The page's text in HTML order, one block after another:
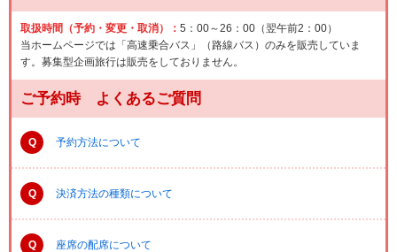
取扱時間（予約・変更・取消）： 5：00～26：00（翌午前2：00）
当ホームページでは「高速乗合バス」（路線バス）のみを販売していま
す。募集型企画旅行は販売をしておりません。
ご予約時 よくあるご質問
Q 予約方法について
Q 決済方法の種類について
Q 座席の配席について